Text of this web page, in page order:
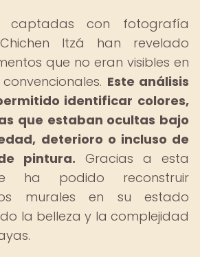
captadas con fotografía
Itzá han revelado
que no eran visibles en
Este análisis
identificar colores,
que estaban ocultas bajo
deterioro o incluso de
pintura. Gracias a esta
ha podido reconstruir
murales en su estado
la belleza y la complejidad